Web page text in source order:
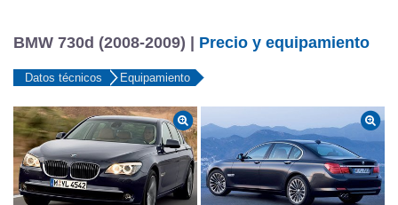
BMW 730d (2008-2009) | Precio y equipamiento